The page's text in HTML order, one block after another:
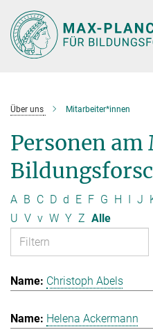
Hauptinhalt
Über uns Mitarbeiter*innen
Personen
A B C D d E F G H I J
U V v W Y Z Alle
Christoph Abels
Helena Ackermann